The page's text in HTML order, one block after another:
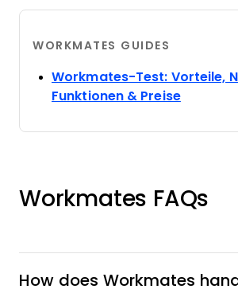
WORKMATES GUIDES
Workmates-Test: Vorteile,
Funktionen & PreiseOpens
Workmates FAQs
How does Workmates